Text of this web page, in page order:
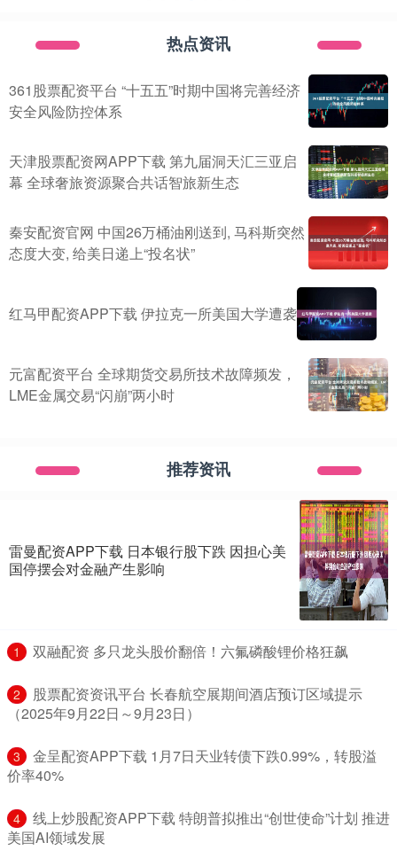
热点资讯
361股票配资平台 “十五五”时期中国将完善经济
安全风险防控体系
天津股票配资网APP下载 第九届洞天汇三亚启
幕 全球奢旅资源聚合共话智旅新生态
秦安配资官网 中国26万桶油刚送到, 马科斯突然
态度大变, 给美日递上“投名状”
红马甲配资APP下载 伊拉克一所美国大学遭袭
元富配资平台 全球期货交易所技术故障频发，
LME金属交易“闪崩”两小时
推荐资讯
雷曼配资APP下载 日本银行股下跌 因担心美
国停摆会对金融产生影响
1 ​双融配资 多只龙头股价翻倍！六氟磷酸锂价格狂飙
2
​股票配资资讯平台 长春航空展期间酒店预订区域提示
（2025年9月22日～9月23日）
3
​金呈配资APP下载 1月7日天业转债下跌0.99%，转股溢
价率40%
4
​线上炒股配资APP下载 特朗普拟推出“创世使命”计划 推进
美国AI领域发展